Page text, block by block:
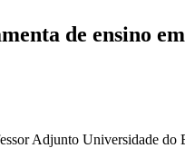
de ensino
Adjunto Universidade do